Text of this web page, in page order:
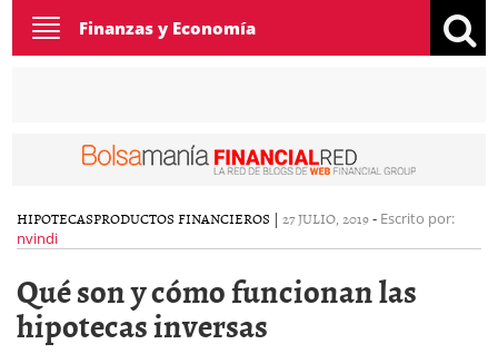
Toggle
navigation
Finanzas y Economía
HIPOTECASPRODUCTOS FINANCIEROS | 27 JULIO, 2019- Escrito por:
nvindi
Qué son y cómo funcionan las
hipotecas inversas